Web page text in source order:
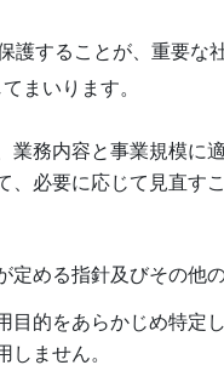
護することが、重要
まいります。
業務内容と事業規模に
、必要に応じて見直す
める指針及びその他
目的をあらかじめ特定
しません。